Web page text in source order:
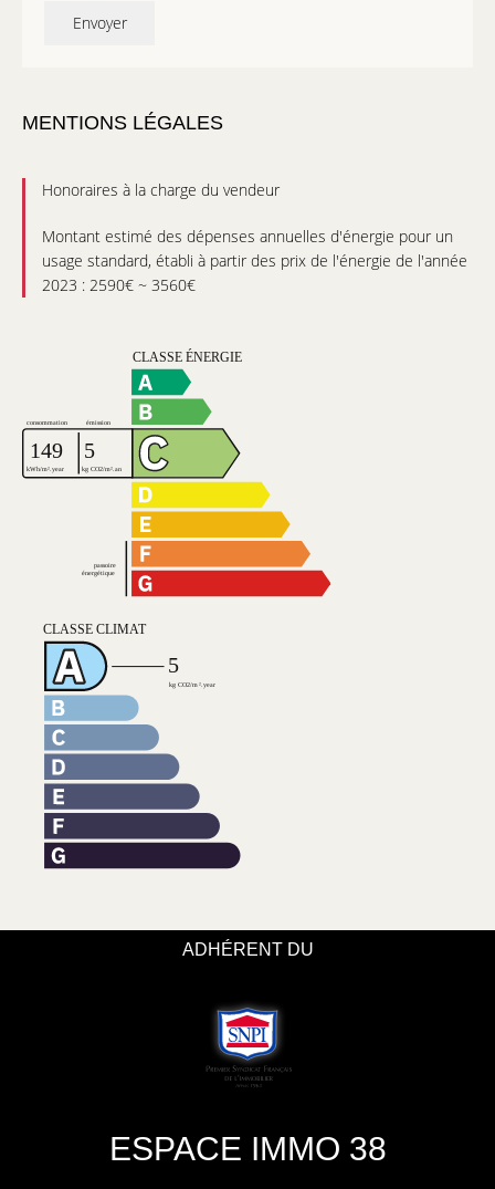
Envoyer
MENTIONS LÉGALES
Honoraires à la charge du vendeur
Montant estimé des dépenses annuelles d'énergie pour un
usage standard, établi à partir des prix de l'énergie de l'année
2023 : 2590€ ~ 3560€
ADHÉRENT DU
ESPACE IMMO 38